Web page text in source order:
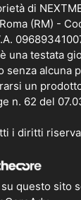
di
(RM) -
una testata
senza alcuna
un
n. 62 del
i diritti
questo sito